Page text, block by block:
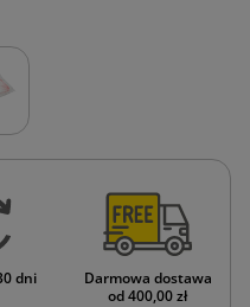
dni
Darmowa dostawa
od 400,00 zł